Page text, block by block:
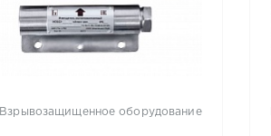
Взрывозащищенное оборудование